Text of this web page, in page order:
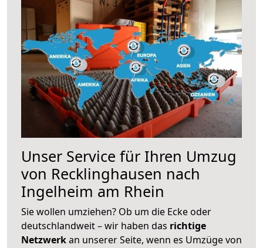
Unser Service für Ihren Umzug
von Recklinghausen nach
Ingelheim am Rhein
Sie wollen umziehen? Ob um die Ecke oder
deutschlandweit – wir haben das richtige
Netzwerkan unserer Seite, wenn es Umzüge von